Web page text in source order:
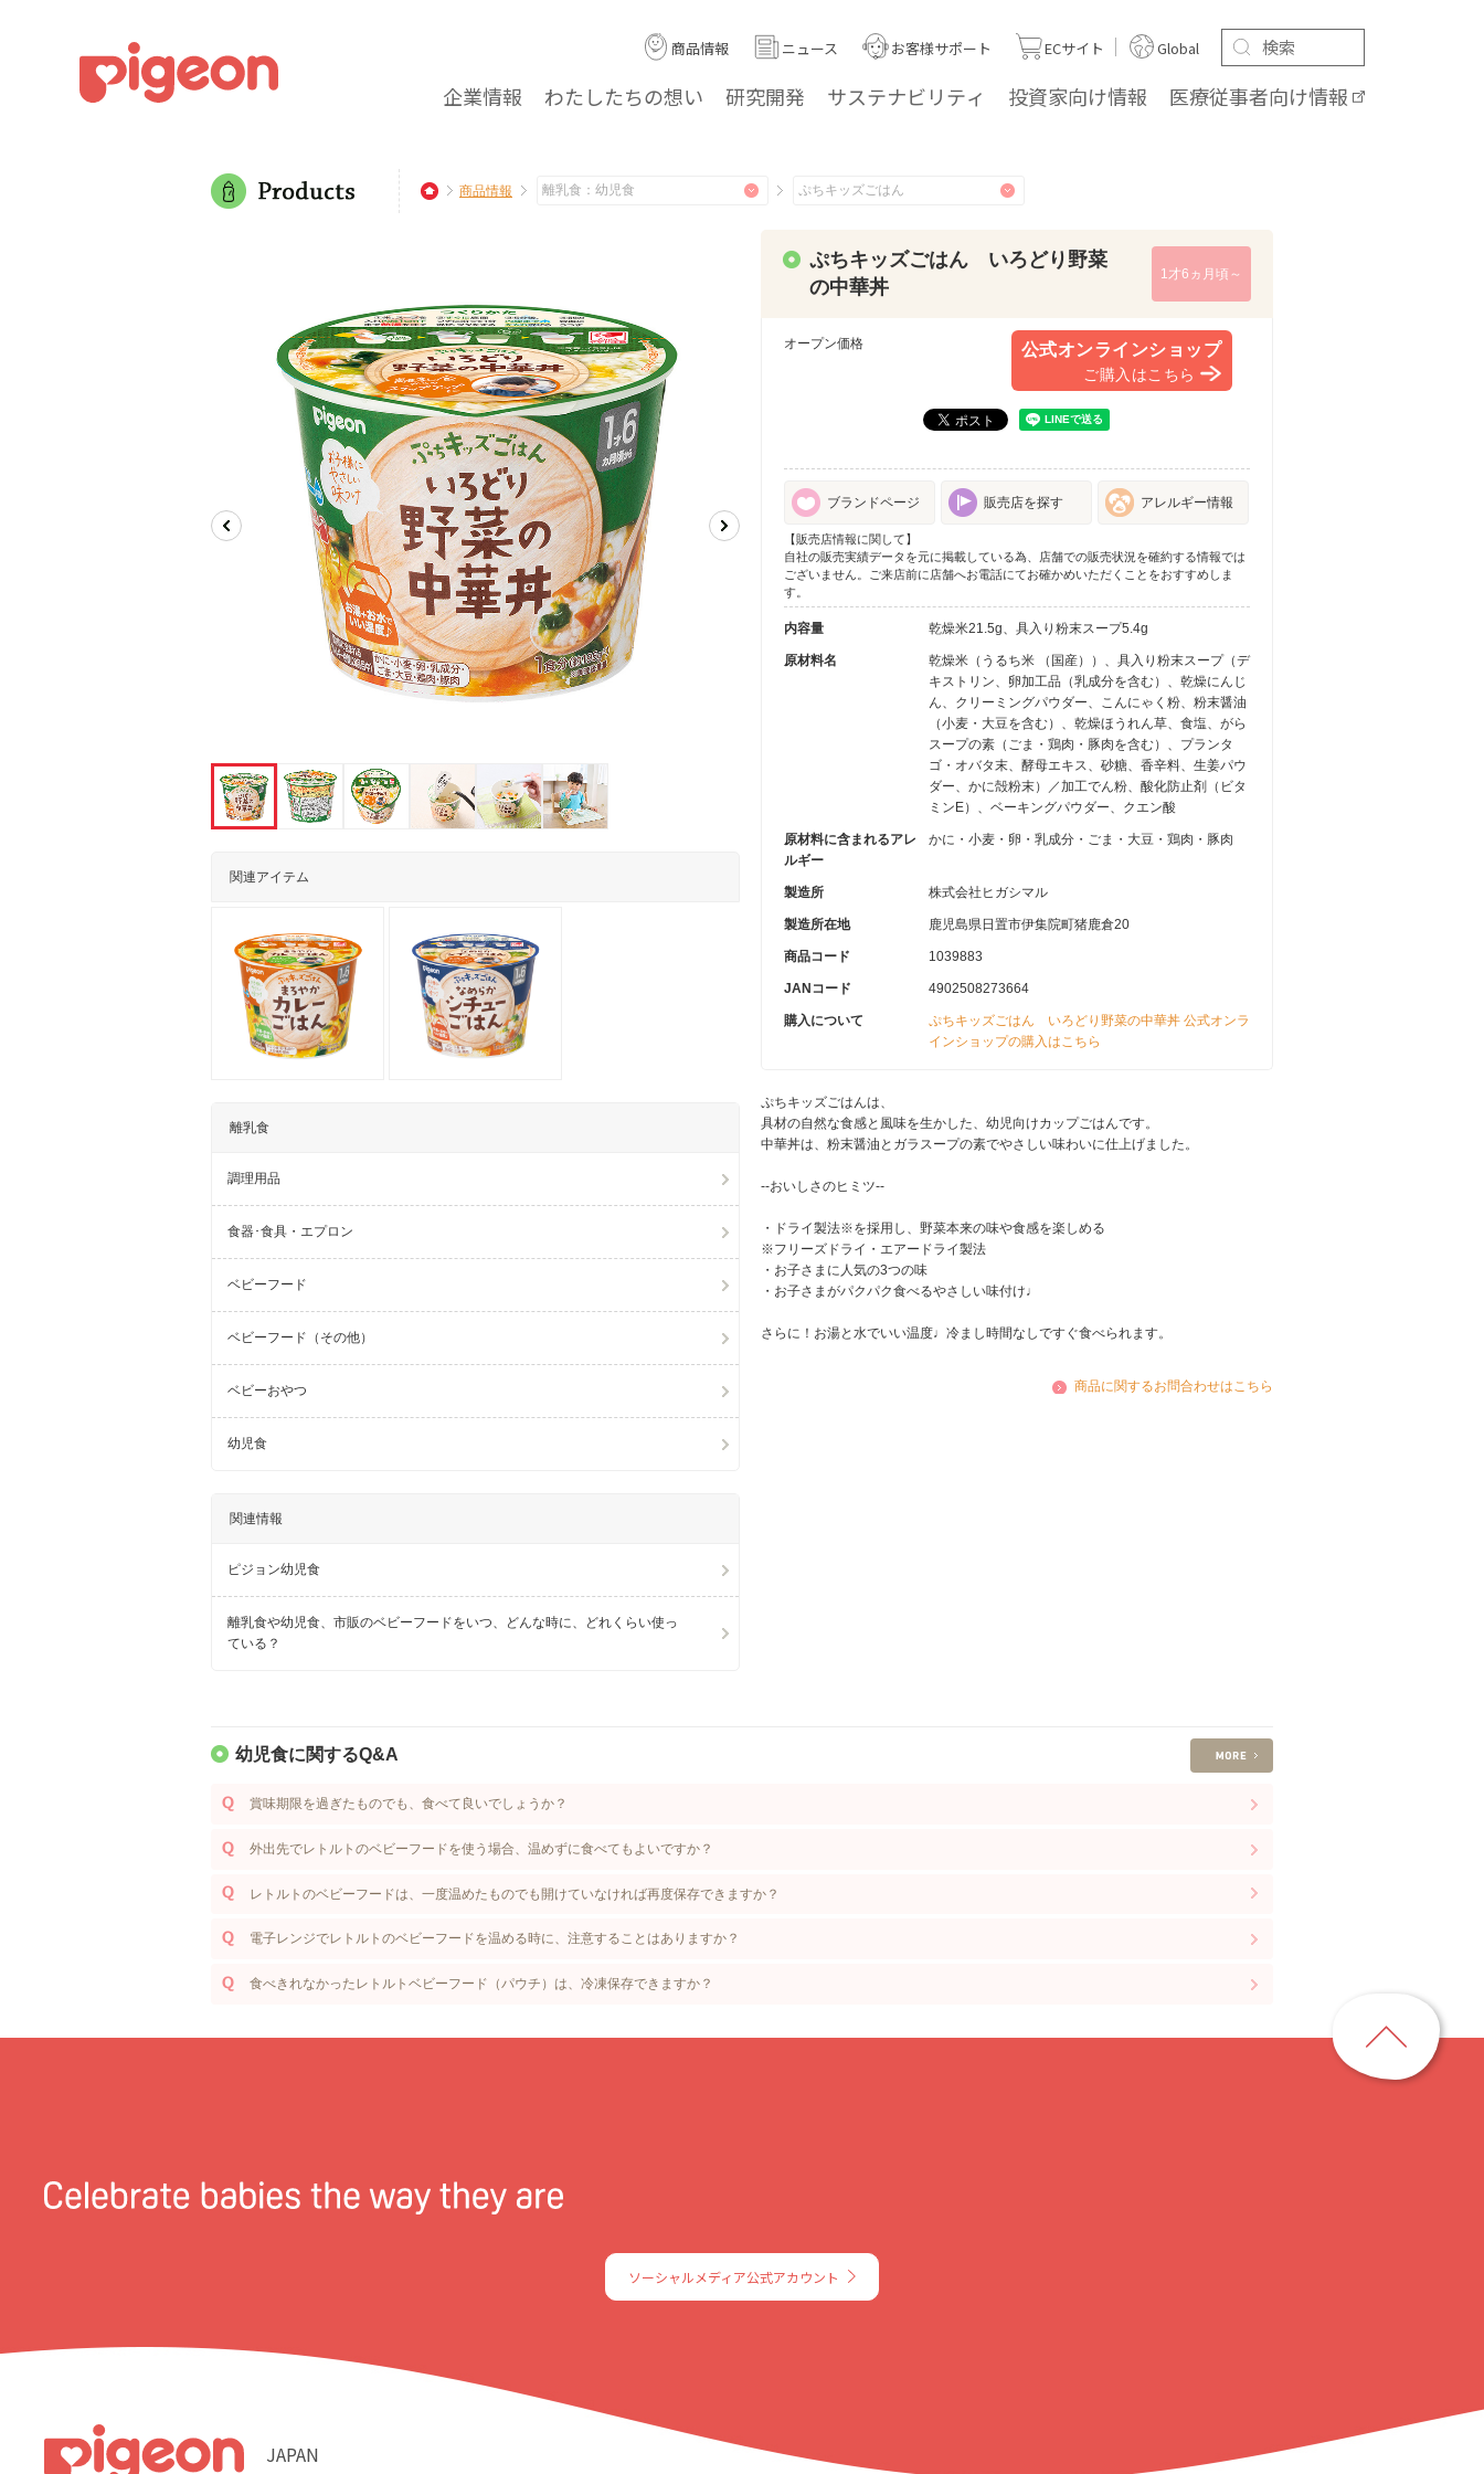
企業情報 わたしたちの想い 研究開発 サステナビリティ 投資家向け情報 医療従事者向け情報
商品情報 ニュース お客様サポート ECサイト Global
商品情報
関連アイテム
離乳食
調理用品
食器･食具・エプロン
ベビーフード
ベビーフード（その他）
ベビーおやつ
幼児食
関連情報
ピジョン幼児食
離乳食や幼児食、市販のベビーフードをいつ、どんな時に、どれくらい使っ
ている？
ぷちキッズごはん いろどり野菜
の中華丼
1才6ヵ月頃～
オープン価格 公式オンラインショップ
ご購入はこちら
ブランドページ 販売店を探す アレルギー情報
【販売店情報に関して】
自社の販売実績データを元に掲載している為、店舗での販売状況を確約する情報では
ございません。ご来店前に店舗へお電話にてお確かめいただくことをおすすめしま
す。
内容量 乾燥米21.5g、具入り粉末スープ5.4g
原材料名
乾燥米（うるち米 （国産））、具入り粉末スープ（デ
キストリン、卵加工品（乳成分を含む）、乾燥にんじ
ん、クリーミングパウダー、こんにゃく粉、粉末醤油
（小麦・大豆を含む）、乾燥ほうれん草、食塩、がら
スープの素（ごま・鶏肉・豚肉を含む）、プランタ
ゴ・オバタ末、酵母エキス、砂糖、香辛料、生姜パウ
ダー、かに殻粉末）／加工でん粉、酸化防止剤（ビタ
ミンE）、ベーキングパウダー、クエン酸
原材料に含まれるアレ
ルギー
かに・小麦・卵・乳成分・ごま・大豆・鶏肉・豚肉
製造所 株式会社ヒガシマル
製造所在地 鹿児島県日置市伊集院町猪鹿倉20
商品コード 1039883
JANコード 4902508273664
購入について
ぷちキッズごはん いろどり野菜の中華丼 公式オンラ
インショップの購入はこちら
ぷちキッズごはんは、
具材の自然な食感と風味を生かした、幼児向けカップごはんです。
中華丼は、粉末醤油とガラスープの素でやさしい味わいに仕上げました。
‐‐おいしさのヒミツ‐‐
・ドライ製法※を採用し、野菜本来の味や食感を楽しめる
※フリーズドライ・エアードライ製法
・お子さまに人気の3つの味
・お子さまがパクパク食べるやさしい味付け♩
さらに！お湯と水でいい温度♩冷まし時間なしですぐ食べられます。
商品に関するお問合わせはこちら
幼児食に関するQ&A
賞味期限を過ぎたものでも、食べて良いでしょうか？
外出先でレトルトのベビーフードを使う場合、温めずに食べてもよいですか？
レトルトのベビーフードは、一度温めたものでも開けていなければ再度保存できますか？
電子レンジでレトルトのベビーフードを温める時に、注意することはありますか？
食べきれなかったレトルトベビーフード（パウチ）は、冷凍保存できますか？
ソーシャルメディア公式アカウント
JAPAN
ジ